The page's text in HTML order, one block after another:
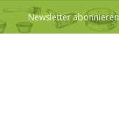
Newsletter abonnieren